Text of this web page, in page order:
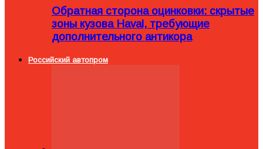
Обратная сторона оцинковки: скрытые
зоны кузова Haval, требующие
дополнительного антикора
Российский автопром